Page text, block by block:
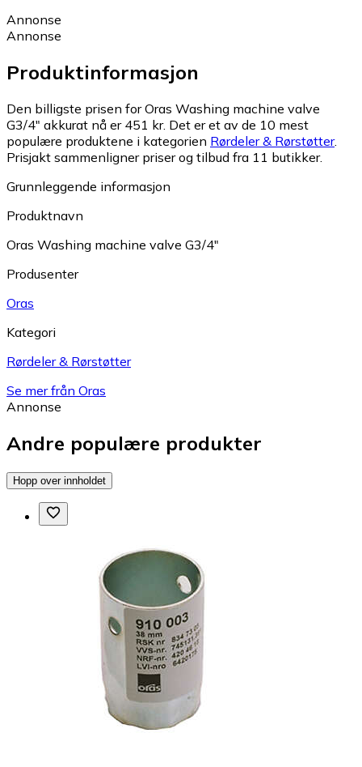
Annonse
Annonse
Produktinformasjon
Den billigste prisen for Oras Washing machine valve
G3/4" akkurat nå er 451 kr. Det er et av de 10 mest
populære produktene i kategorien Rørdeler & Rørstøtter.
Prisjakt sammenligner priser og tilbud fra 11 butikker.
Grunnleggende informasjon
Produktnavn
Oras Washing machine valve G3/4"
Produsenter
Oras
Kategori
Rørdeler & Rørstøtter
Se mer från Oras
Annonse
Andre populære produkter
Hopp over innholdet